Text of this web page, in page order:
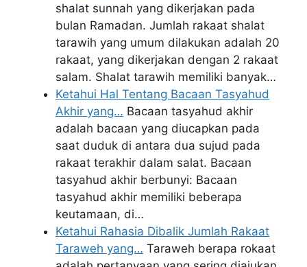
shalat sunnah yang dikerjakan pada
bulan Ramadan. Jumlah rakaat shalat
tarawih yang umum dilakukan adalah 20
rakaat, yang dikerjakan dengan 2 rakaat
salam. Shalat tarawih memiliki banyak…
Ketahui Hal Tentang Bacaan Tasyahud
Akhir yang… Bacaan tasyahud akhir
adalah bacaan yang diucapkan pada
saat duduk di antara dua sujud pada
rakaat terakhir dalam salat. Bacaan
tasyahud akhir berbunyi: Bacaan
tasyahud akhir memiliki beberapa
keutamaan, di…
Ketahui Rahasia Dibalik Jumlah Rakaat
Taraweh yang… Taraweh berapa rokaat